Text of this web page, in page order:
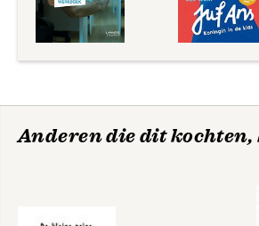
Anderen die dit kochten,